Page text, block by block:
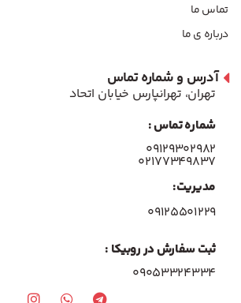
تماس ما
درباره ی ما
آدرس و شماره تماس
تهران، تهرانپارس خیابان اتحاد
شماره تماس :
۰۹۱۲۹۳۰۲۹۸۲
۰۲۱۷۷۳۴۹۸۳۷
مدیریت:
۰۹۱۲۵۵۰۱۲۲۹
ثبت سفارش در روبیکا :
09053324334